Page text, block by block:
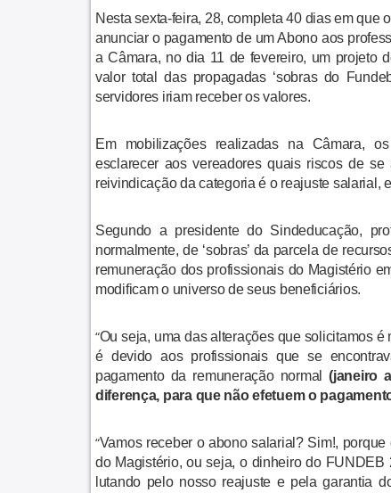
Nesta sexta-feira, 28, completa 40 dias em
anunciar o pagamento de um Abono aos
a Câmara, no dia 11 de fevereiro, um projeto
valor total das propagadas ‘sobras do
servidores iriam receber os valores.
Em mobilizações realizadas na Câmara,
esclarecer aos vereadores quais riscos de
reivindicação da categoria é o reajuste salarial,
Segundo a presidente do Sindeducação,
normalmente, de ‘sobras’ da parcela de
remuneração dos profissionais do Magistério
modificam o universo de seus beneficiários.
“Ou seja, uma das alterações que solicitamos
édevido aos profissionais que se
pagamento da remuneração normal(janeiro
diferença, para que não efetuem o
“Vamos receber o abono salarial? Sim!,
do Magistério, ou seja, o dinheiro do
lutando pelo nosso reajuste e pela garantia